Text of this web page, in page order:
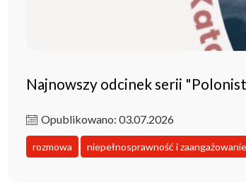
Najnowszy odcinek serii
Opublikowano: 03.07.2026
rozmowa niepełnosprawność i zaangażowanie